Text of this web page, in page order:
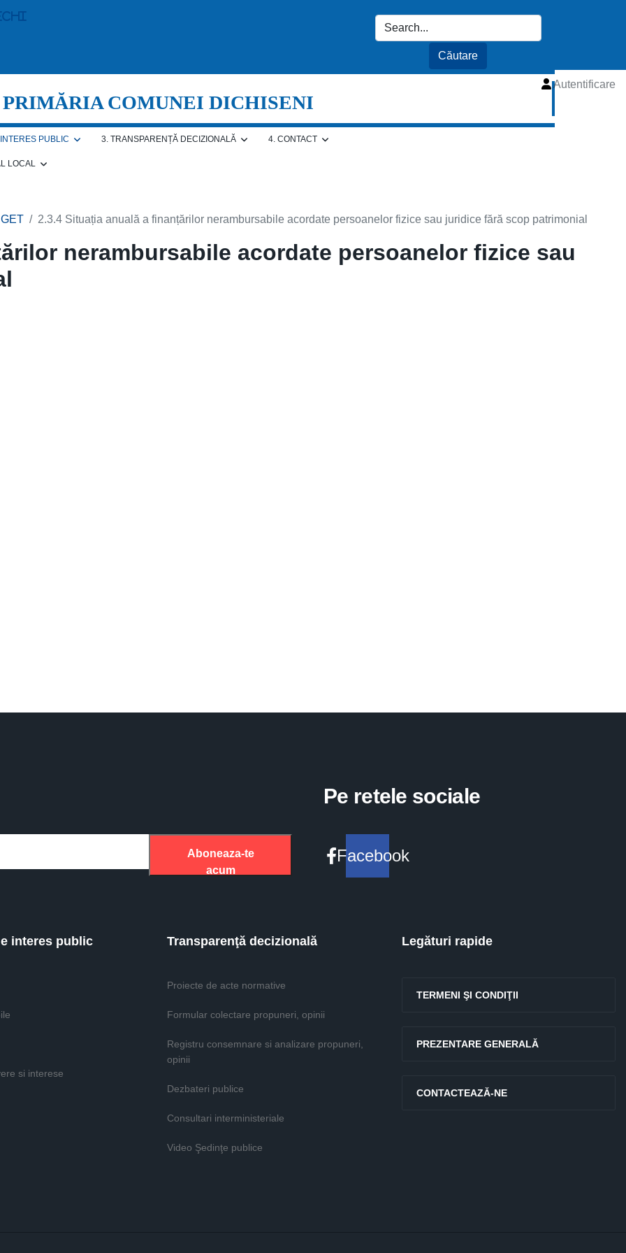
Autentificare
PRIMĂRIA COMUNEI DICHISENI
PUBLIC 3. TRANSPARENȚĂ DECIZIONALĂ 4. CONTACT
LOCAL
2.3.4 Situația anuală a finanțărilor nerambursabile acordate persoanelor fizice sau juridice fără scop patrimonial
nerambursabile acordate persoanelor fizice sau
Aboneaza-te
acum
Pe retele sociale
Facebook
interes public
si interese
Transparenţă decizională
Proiecte de acte normative
Formular colectare propuneri, opinii
Registru consemnare si analizare propuneri,
opinii
Dezbateri publice
Consultari interministeriale
Video Şedinţe publice
Legături rapide
TERMENI ŞI CONDIŢII
PREZENTARE GENERALĂ
CONTACTEAZĂ-NE